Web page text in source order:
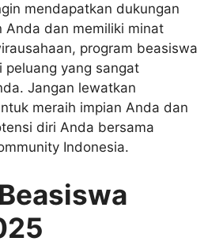
mendapatkan dukungan
Anda dan memiliki minat
program beasiswa
peluang yang sangat
Jangan lewatkan
meraih impian Anda dan
diri Anda bersama
Indonesia.